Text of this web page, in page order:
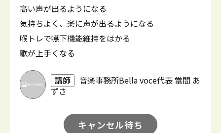
高い声が出るようになる
気持ちよく、楽に声が出るようになる
喉トレで嚥下機能維持をはかる
歌が上手くなる
講師
音楽事務所Bella voce代表 當間 あ
ずさ
キャンセル待ち